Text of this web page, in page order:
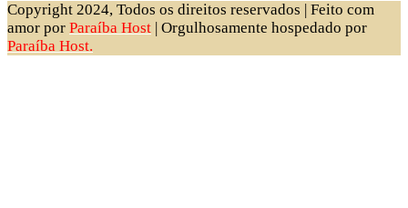
Copyright 2024, Todos os direitos reservados | Feito com
amor por Paraíba Host | Orgulhosamente hospedado por
Paraíba Host.